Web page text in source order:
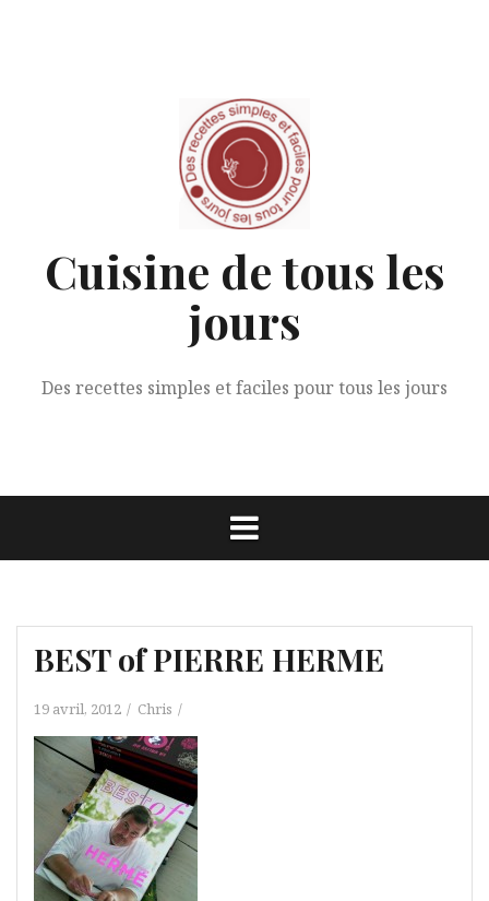
Cuisine de tous les
jours
Des recettes simples et faciles pour tous les jours
BEST of PIERRE HERME
19 avril, 2012 Chris